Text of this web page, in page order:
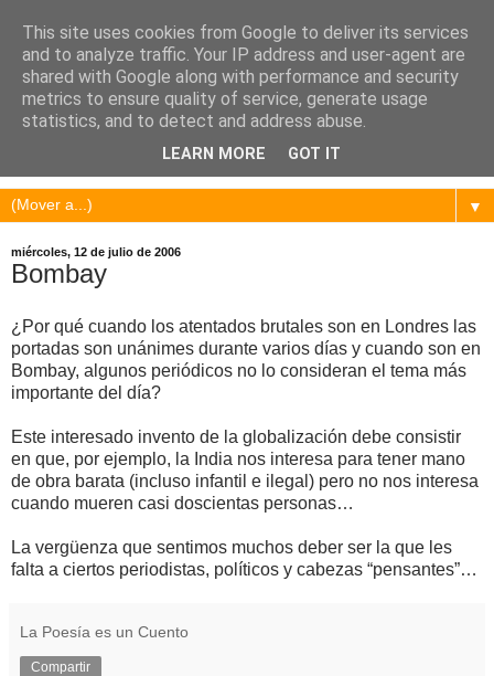
▼
miércoles, 12 de julio de 2006
Bombay
¿Por qué cuando los atentados brutales son en Londres las
portadas son unánimes durante varios días y cuando son en
Bombay, algunos periódicos no lo consideran el tema más
importante del día?
Este interesado invento de la globalización debe consistir
en que, por ejemplo, la India nos interesa para tener mano
de obra barata (incluso infantil e ilegal) pero no nos interesa
cuando mueren casi doscientas personas…
La vergüenza que sentimos muchos deber ser la que les
falta a ciertos periodistas, políticos y cabezas “pensantes”…
La Poesía es un Cuento
Compartir
This site uses cookies from Google to deliver its services
and to analyze traffic. Your IP address and user-agent are
shared with Google along with performance and security
metrics to ensure quality of service, generate usage
statistics, and to detect and address abuse.
LEARN MORE GOT IT